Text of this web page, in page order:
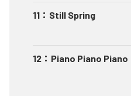
11 ： Still Spring
12 ： Piano Piano Piano